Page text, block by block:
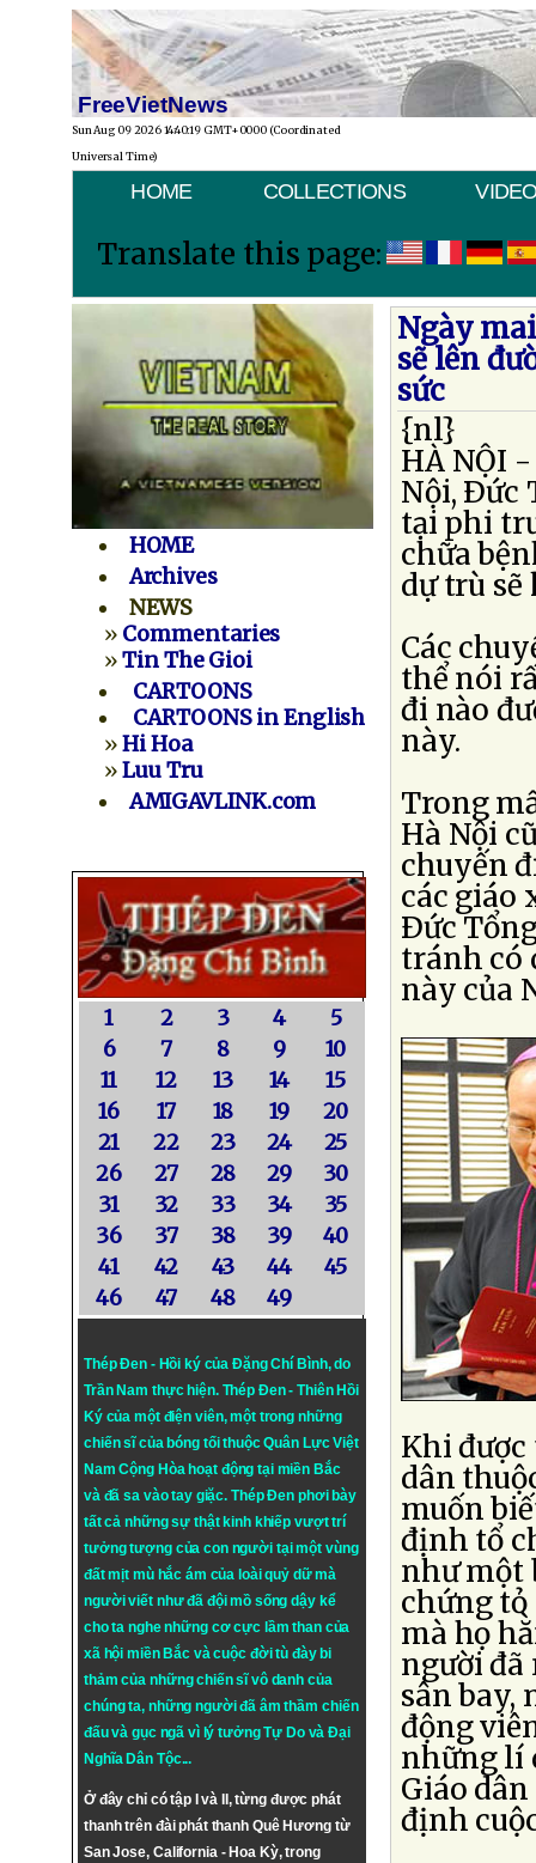
FreeVietNews
Sun Aug 09 2026 14:40:19 GMT+0000 (Coordinated
Universal Time)
HOME COLLECTIONS
Translate this page:
HOME
Archives
NEWS
» Commentaries
»Tin The Gioi
CARTOONS
CARTOONS in English
»Hi Hoa
»Luu Tru
AMIGAVLINK.com
1 2 3 4
5
6
7 8 9
10
11
12 13 14
15
16
17 18 19
20
21
22 23 24
25
26
27 28 29
30
31
32 33 34
35
36
37 38 39
40
41
42 43 44
45
46
47 48 49
Thép Đen - Hồi ký của Đặng Chí Bình, do
Trần Nam thực hiện. Thép Đen- Thiên Hồi
Ký của một điện viên, một trong những
chiến sĩ của bóng tối thuộc Quân Lực Việt
Nam Cộng Hòa hoạt động tại miền Bắc
và đã sa vào tay giặc. Thép Đen phơi bày
tất cả những sự thật kinh khiếp vượt trí
tưởng tượng của con người tại một vùng
đất mịt mù hắc ám của loài quỷ dữ mà
người viết như đã đội mồ sống dậy kể
cho ta nghe những cơ cực lầm than của
xã hội miền Bắc và cuộc đời tù đày bi
thảm của những chiến sĩ vô danh của
chúng ta, những người đã âm thầm chiến
đấu và gục ngã vì lý tưởngTự DovàĐại
Nghĩa Dân Tộc...
Ở đây chỉ có tập I và II, từng được phát
thanh trên đài phát thanh Quê Hương từ
San Jose, California - Hoa Kỳ, trong
Ngày
sẽ lên
sức
{nl}
HÀ NỘI
Nội, Ðức
tại phi
chữa
dự trù
Các
thể nói
đi nào
này.
Trong
Hà Nội
chuyến
các giáo
Ðức
tránh có
này của
Khi
dân
muốn
định tổ
như một
chứng tỏ
mà họ
người đã
sân bay,
động
những lí
Giáo
định